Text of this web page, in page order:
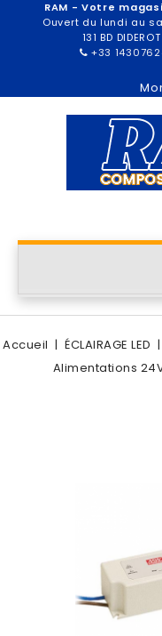
RAM - Votre
Ouvert du lundi au
131 BD
+33
Accueil ÉCLAIRAGE LED
Alimentations